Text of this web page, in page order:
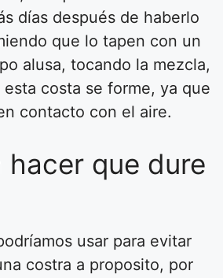
días después de haberlo
que lo tapen con un
alusa, tocando la mezcla,
costa se forme, ya que
contacto con el aire.
hacer que dure
usar para evitar
costra a proposito, por